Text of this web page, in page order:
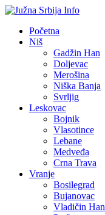
Početna
Niš
Gadžin Han
Doljevac
Merošina
Niška Banja
Svrljig
Leskovac
Bojnik
Vlasotince
Lebane
Medveđa
Crna Trava
Vranje
Bosilegrad
Bujanovac
Vladičin Han